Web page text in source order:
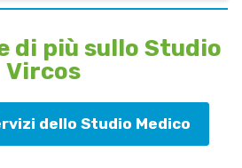
di più sullo Studio
Vircos
dello Studio Medico